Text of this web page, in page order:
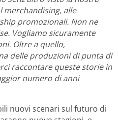
merchandising, alle
promozionali. Non ne
Vogliamo sicuramente
Oltre a quello,
delle produzioni di punta di
raccontare queste storie in
numero di anni
nuovi scenari sul futuro di